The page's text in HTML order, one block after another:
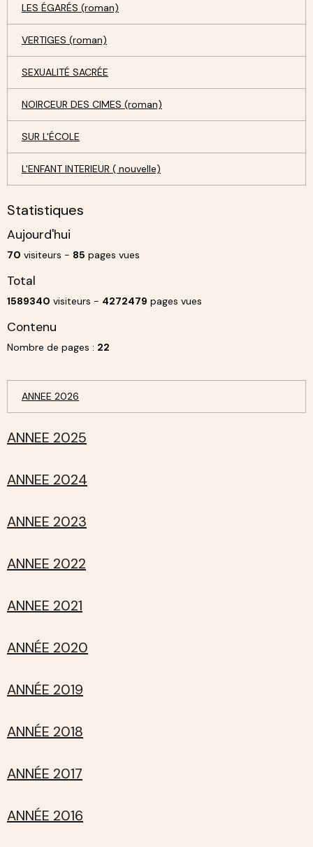
LES ÉGARÉS (roman)
VERTIGES (roman)
SEXUALITÉ SACRÉE
NOIRCEUR DES CIMES (roman)
SUR L'ÉCOLE
L'ENFANT INTERIEUR ( nouvelle)
Statistiques
Aujourd'hui
70 visiteurs - 85 pages vues
Total
1589340 visiteurs - 4272479 pages vues
Contenu
Nombre de pages : 22
ANNEE 2026
ANNEE 2025
ANNEE 2024
ANNEE 2023
ANNEE 2022
ANNEE 2021
ANNÉE 2020
ANNÉE 2019
ANNÉE 2018
ANNÉE 2017
ANNÉE 2016